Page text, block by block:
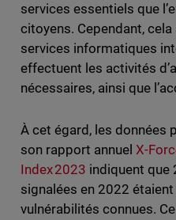
services essentiels que
citoyens. Cependant,
services informatiques
effectuent les activités
nécessaires, ainsi que
À cet égard, les données
son rapport annuel X-
Index 2023 indiquent que
signalées en 2022
vulnérabilités connues.